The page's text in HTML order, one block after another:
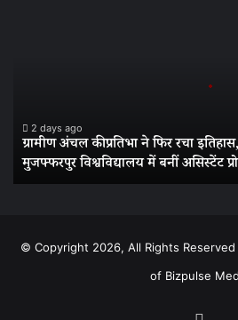
इतिहास,
पतिलार
की
बेटी
मुजफ्फरपुर
विश्वविद्यालय
2 days ago
ग्रामीण अंचल की प्रतिभा ने फिर रचा
मुजफ्फरपुर विश्वविद्यालय में बनीं असिस्टेंट
© Copyright 2026, All Rights
of Bizpulse